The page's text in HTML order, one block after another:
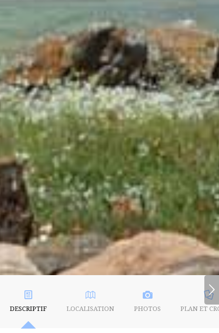
DESCRIPTIF LOCALISATION PHOTOS PLAN ET